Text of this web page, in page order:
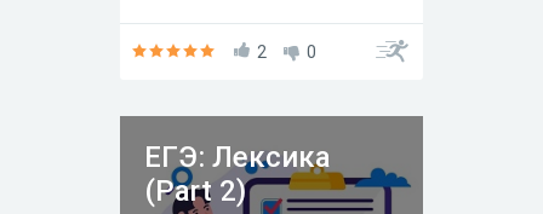
2 0
ЕГЭ: Лексика
(Part 2)